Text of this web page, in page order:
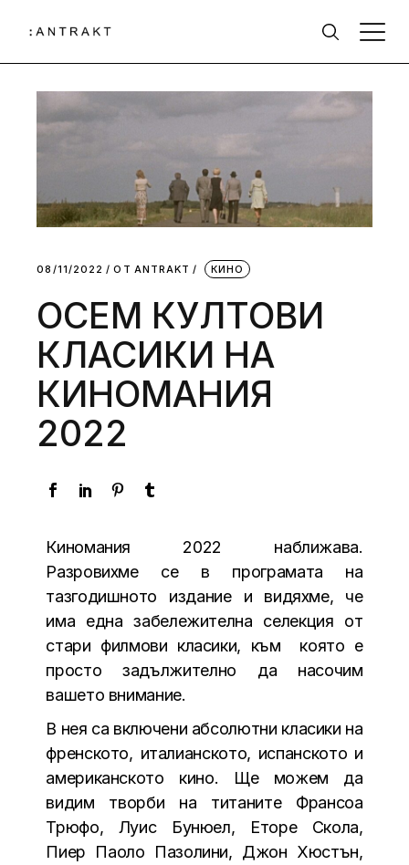
08/11/2022 ОТ АNTRAKT КИНО
ОСЕМ КУЛТОВИ
КЛАСИКИ НА
КИНОМАНИЯ
2022
Киномания 2022 наближава.
Разровихме се в програмата на
тазгодишното издание и видяхме, че
има една забележителна селекция от
стари филмови класики, към която е
просто задължително да насочим
вашето внимание.
В нея са включени абсолютни класики на
френското, италианското, испанското и
американското кино. Ще можем да
видим творби на титаните Франсоа
Трюфо, Луис Бунюел, Еторе Скола,
Пиер Паоло Пазолини, Джон Хюстън,